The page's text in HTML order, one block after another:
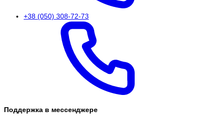
+38 (050) 308-72-73
Поддержка в мессенджере